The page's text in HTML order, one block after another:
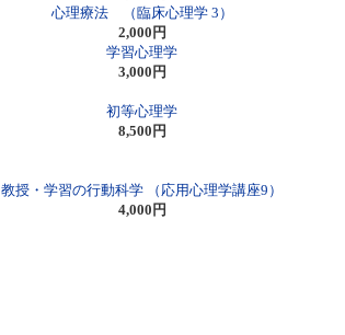
心理療法 （臨床心理学 3）
2,000円
学習心理学
3,000円
初等心理学
8,500円
教授・学習の行動科学 （応用心理学講座9）
4,000円